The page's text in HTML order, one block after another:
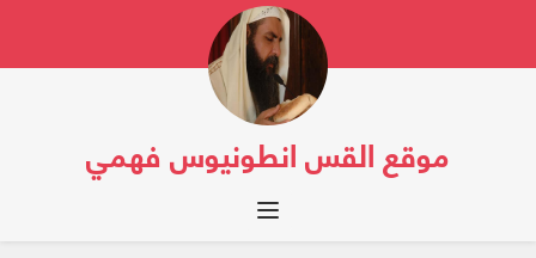
موقع القس انطونيوس فهمي
Toggle navigation